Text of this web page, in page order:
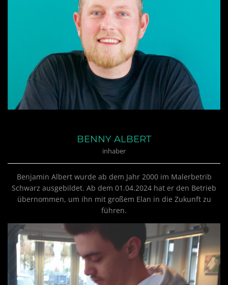
BENNY ALBERT
inhaber
Benjamin Albert wurde ab dem Jahr 2000 im Malerbetrib
Schwarz ausgebildet. Ab dem 01.04.2024 hat er den Betrieb
übernommen, um ihn mit großem Elan in die Zukunft zu
führen.